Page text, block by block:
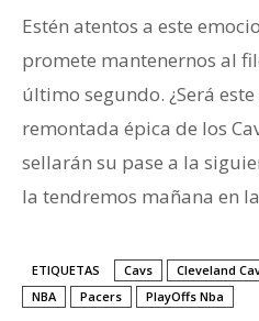
Estén atentos a este
promete mantenernos al
último segundo. ¿Será
remontada épica de los
sellarán su pase a la
la tendremos mañana en
ETIQUETAS Cavs Cleveland
NBA
Pacers PlayOffs Nba